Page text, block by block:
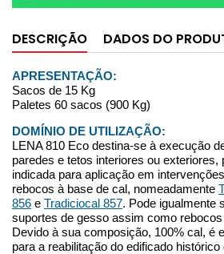
DESCRIÇÃO DADOS DO
APRESENTAÇÃO:
Sacos de 15 Kg
Paletes 60 sacos (900 Kg)
DOMÍNIO DE UTILIZAÇÃO:
LENA 810 Eco destina-se à execução
paredes e tetos interiores ou exteriores,
indicada para aplicação em
rebocos à base de cal, nomeadamente
856 e Tradiciocal 857. Pode igualmente
suportes de gesso assim como
Devido à sua composição, 100% cal, é
para a reabilitação do edificado histórico